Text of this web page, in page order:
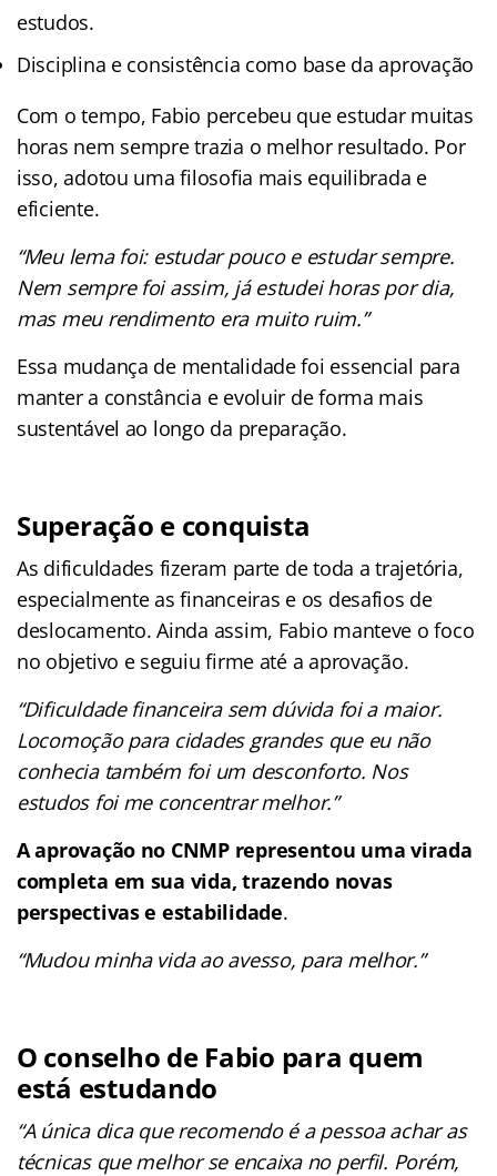
estudos.
Disciplina e consistência como base da aprovação
Com o tempo, Fabio percebeu que estudar muitas
horas nem sempre trazia o melhor resultado. Por
isso, adotou uma filosofia mais equilibrada e
eficiente.
“Meu lema foi: estudar pouco e estudar sempre.
Nem sempre foi assim, já estudei horas por dia,
mas meu rendimento era muito ruim.”
Essa mudança de mentalidade foi essencial para
manter a constância e evoluir de forma mais
sustentável ao longo da preparação.
Superação e conquista
As dificuldades fizeram parte de toda a trajetória,
especialmente as financeiras e os desafios de
deslocamento. Ainda assim, Fabio manteve o foco
no objetivo e seguiu firme até a aprovação.
“Dificuldade financeira sem dúvida foi a maior.
Locomoção para cidades grandes que eu não
conhecia também foi um desconforto. Nos
estudos foi me concentrar melhor.”
A aprovação no CNMP representou uma virada
completa em sua vida, trazendo novas
perspectivas e estabilidade.
“Mudou minha vida ao avesso, para melhor.”
O conselho de Fabio para quem
está estudando
“A única dica que recomendo é a pessoa achar as
técnicas que melhor se encaixa no perfil. Porém,